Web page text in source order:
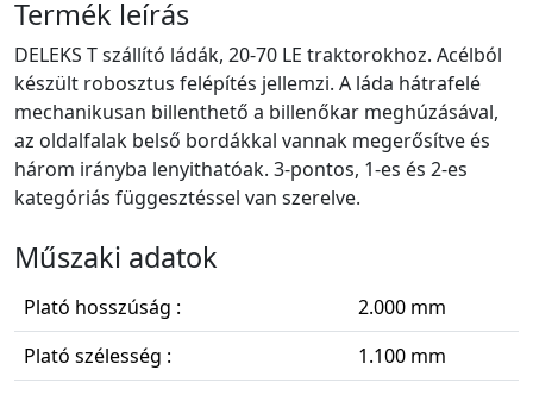
Termék leírás
DELEKS T szállító ládák, 20-70 LE traktorokhoz. Acélból
készült robosztus felépítés jellemzi. A láda hátrafelé
mechanikusan billenthető a billenőkar meghúzásával,
az oldalfalak belső bordákkal vannak megerősítve és
három irányba lenyithatóak. 3-pontos, 1-es és 2-es
kategóriás függesztéssel van szerelve.
Műszaki adatok
Plató hosszúság :
2.000 mm
Plató szélesség :
1.100 mm